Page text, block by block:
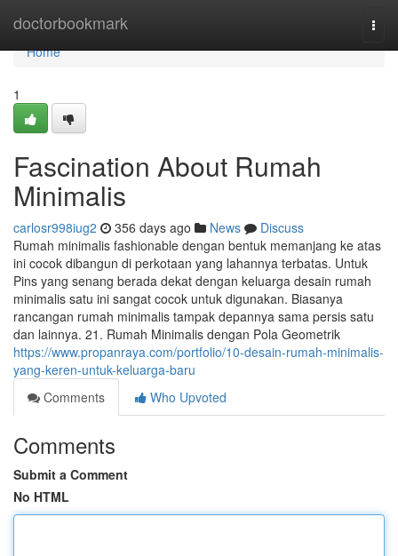
doctorbookmark
Home
Home
1
Fascination About Rumah
Minimalis
carlosr998iug2 356 days ago News
Discuss
Rumah minimalis fashionable dengan bentuk memanjang ke atas
ini cocok dibangun di perkotaan yang lahannya terbatas. Untuk
Pins yang senang berada dekat dengan keluarga desain rumah
minimalis satu ini sangat cocok untuk digunakan. Biasanya
rancangan rumah minimalis tampak depannya sama persis satu
dan lainnya. 21. Rumah Minimalis dengan Pola Geometrik
https://www.propanraya.com/portfolio/10-desain-rumah-minimalis-
yang-keren-untuk-keluarga-baru
Comments
Who Upvoted
Comments
Submit a Comment
No HTML